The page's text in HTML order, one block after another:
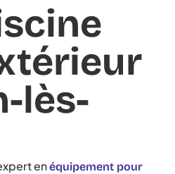
lès-
enéquipement pour